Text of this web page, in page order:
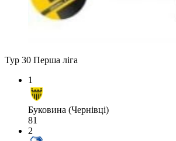
Тур 30 Перша ліга
1
Буковина (Чернівці)
81
2